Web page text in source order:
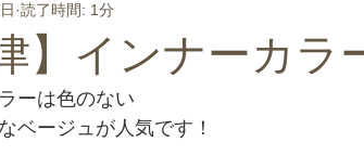
】インナーカラ
読了時間: 1分
ーは色のない
ベージュが人気です！